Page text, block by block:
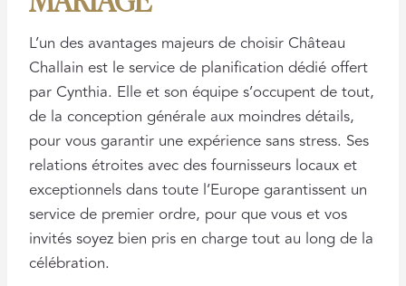
L’un des avantages majeurs de choisir Château
Challain est le service de planification dédié offert
par Cynthia. Elle et son équipe s’occupent de tout,
de la conception générale aux moindres détails,
pour vous garantir une expérience sans stress. Ses
relations étroites avec des fournisseurs locaux et
exceptionnels dans toute l’Europe garantissent un
service de premier ordre, pour que vous et vos
invités soyez bien pris en charge tout au long de la
célébration.